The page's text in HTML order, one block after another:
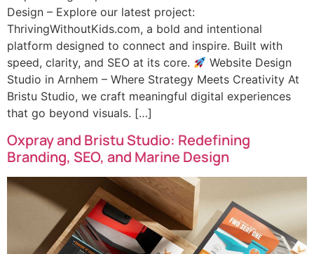
Design – Explore our latest project:
ThrivingWithoutKids.com, a bold and intentional
platform designed to connect and inspire. Built with
speed, clarity, and SEO at its core.
Website Design
Studio in Arnhem – Where Strategy Meets Creativity At
Bristu Studio, we craft meaningful digital experiences
that go beyond visuals. […]
Oxpray and Bristu Studio: Redefining
Branding, SEO, and Marine Design